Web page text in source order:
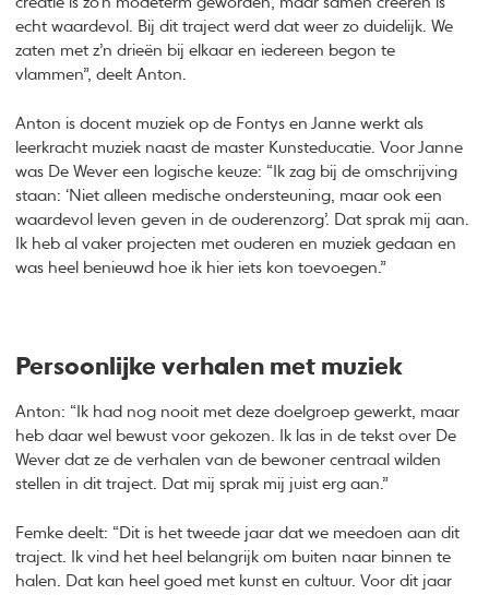
echt waardevol. Bij dit traject werd dat weer zo duidelijk. We
zaten met z’n drieën bij elkaar en iedereen begon te
vlammen”, deelt Anton.
Anton is docent muziek op de Fontys en Janne werkt als
leerkracht muziek naast de master Kunsteducatie. Voor Janne
was De Wever een logische keuze: “Ik zag bij de omschrijving
staan: ‘Niet alleen medische ondersteuning, maar ook een
waardevol leven geven in de ouderenzorg’. Dat sprak mij aan.
Ik heb al vaker projecten met ouderen en muziek gedaan en
was heel benieuwd hoe ik hier iets kon toevoegen.”
Persoonlijke verhalen met muziek
Anton: “Ik had nog nooit met deze doelgroep gewerkt, maar
heb daar wel bewust voor gekozen. Ik las in de tekst over De
Wever dat ze de verhalen van de bewoner centraal wilden
stellen in dit traject. Dat mij sprak mij juist erg aan.”
Femke deelt: “Dit is het tweede jaar dat we meedoen aan dit
traject. Ik vind het heel belangrijk om buiten naar binnen te
halen. Dat kan heel goed met kunst en cultuur. Voor dit jaar